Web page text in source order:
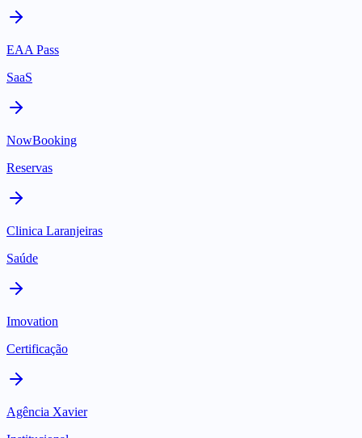
EAA Pass
SaaS
NowBooking
Reservas
Clinica Laranjeiras
Saúde
Imovation
Certificação
Agência Xavier